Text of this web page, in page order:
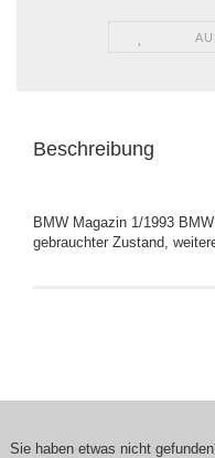
Beschreibung
BMW Magazin 1/1993
gebrauchter Zustand,
Sie haben etwas nicht